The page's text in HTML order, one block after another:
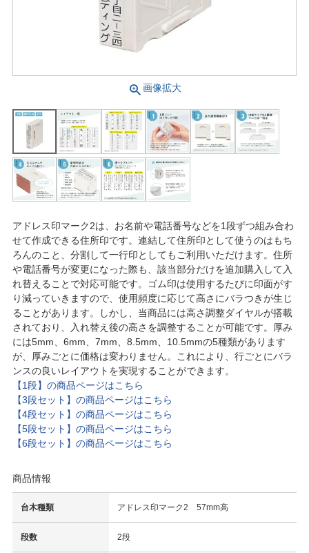
画像拡大
アドレス印マーク2は、お名前や電話番号などを1段ずつ組み合わ
せて作成できる住所印です。連結して住所印として使うのはもち
ろんのこと、分割して一行印としてもご利用いただけます。住所
や電話番号が変更になった際も、該当部分だけを追加購入して入
れ替えることで対応可能です。ゴム印は使用するたびに印面がす
り減っていきますので、使用頻度に応じて高さにバラつきが生じ
ることがあります。しかし、当商品には高さ調整ダイヤルが搭載
されており、入れ替え後の高さを調整することが可能です。厚み
には5mm、6mm、7mm、8.5mm、10.5mmの5種類があります
が、厚みごとに価格は変わりません。これにより、行ごとにバラ
ンスの良いレイアウトを実現することができます。
【1段】の商品ページはこちら
【3段セット】の商品ページはこちら
【4段セット】の商品ページはこちら
【5段セット】の商品ページはこちら
【6段セット】の商品ページはこちら
商品情報
台木種類 アドレス印マーク2 57mm高
段数 2段